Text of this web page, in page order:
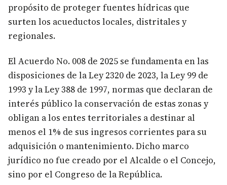
propósito de proteger fuentes hídricas que
surten los acueductos locales, distritales y
regionales.
El Acuerdo No. 008 de 2025 se fundamenta en las
disposiciones de la Ley 2320 de 2023, la Ley 99 de
1993 y la Ley 388 de 1997, normas que declaran de
interés público la conservación de estas zonas y
obligan a los entes territoriales a destinar al
menos el 1% de sus ingresos corrientes para su
adquisición o mantenimiento. Dicho marco
jurídico no fue creado por el Alcalde o el Concejo,
sino por el Congreso de la República.